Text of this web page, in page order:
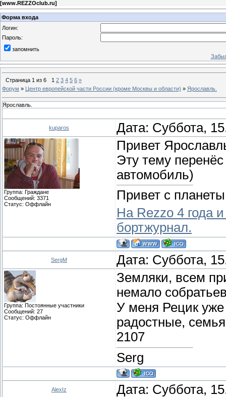
[www.REZZOclub.ru]
Форма входа
Логин:
Пароль:
запомнить
Страница 1 из 6 1 2 3 4 5 6 »
Форум » Центр европейской части России (кроме Москвы и области) » Ярославль.
Ярославль.
kuparos Дата: Суббота,
Группа: Граждане
Сообщений: 3371
Статус: Оффлайн
Привет
Эту тему
автомобиль)
Привет с
На Rezzo 4 года
бортжурнал.
SergM Дата: Суббота,
Группа: Постоянные участники
Сообщений: 27
Статус: Оффлайн
Земляки, всем
немало
У меня Рецик
радостные,
2107
Serg
AlexIz Дата: Суббота,